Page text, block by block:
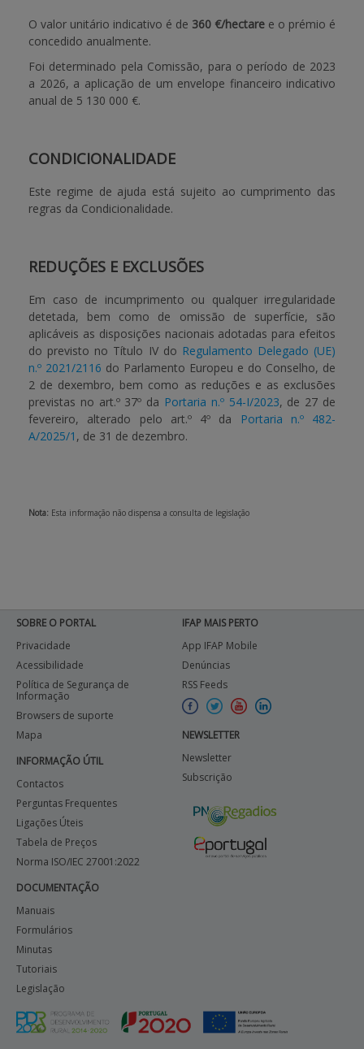
O valor unitário indicativo é de 360 €/hectare e o prémio é
concedido anualmente.
Foi determinado pela Comissão, para o período de 2023
a 2026, a aplicação de um envelope financeiro indicativo
anual de 5 130 000 €.
CONDICIONALIDADE
Este regime de ajuda está sujeito ao cumprimento das
regras da Condicionalidade.
REDUÇÕES E EXCLUSÕES
Em caso de incumprimento ou qualquer irregularidade
detetada, bem como de omissão de superfície, são
aplicáveis as disposições nacionais adotadas para efeitos
do previsto no Título IV do Regulamento Delegado (UE)
n.º 2021/2116 do Parlamento Europeu e do Conselho, de
2 de dexembro, bem como as reduções e as exclusões
previstas no art.º 37º da Portaria n.º 54-I/2023, de 27 de
fevereiro, alterado pelo art.º 4º da Portaria n.º 482-
A/2025/1 , de 31 de dezembro.
Nota: Esta informação não dispensa a consulta de legislação
SOBRE O PORTAL
Privacidade
Acessibilidade
Política de Segurança de
Informação
Browsers de suporte
Mapa
INFORMAÇÃO ÚTIL
Contactos
Perguntas Frequentes
Ligações Úteis
Tabela de Preços
Norma ISO/IEC 27001:2022
DOCUMENTAÇÃO
Manuais
Formulários
Minutas
Tutoriais
Legislação
IFAP MAIS PERTO
App IFAP Mobile
Denúncias
RSS Feeds
NEWSLETTER
Newsletter
Subscrição